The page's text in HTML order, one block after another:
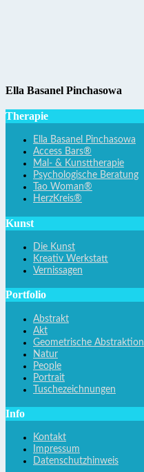
Ella Basanel Pinchasowa
Therapie
Ella Basanel Pinchasowa
Access Bars®
Mal- & Kunsttherapie
Psychologische Beratung
Tao Woman®
HerzKreis®
Kunst
Die Kunst
Kreativ Werkstatt
Vernissagen
Portfolio
Abstrakt
Akt
Geometrische Abstraktion
Natur
People
Portrait
Tuschezeichnungen
Info
Kontakt
Impressum
Datenschutzhinweis